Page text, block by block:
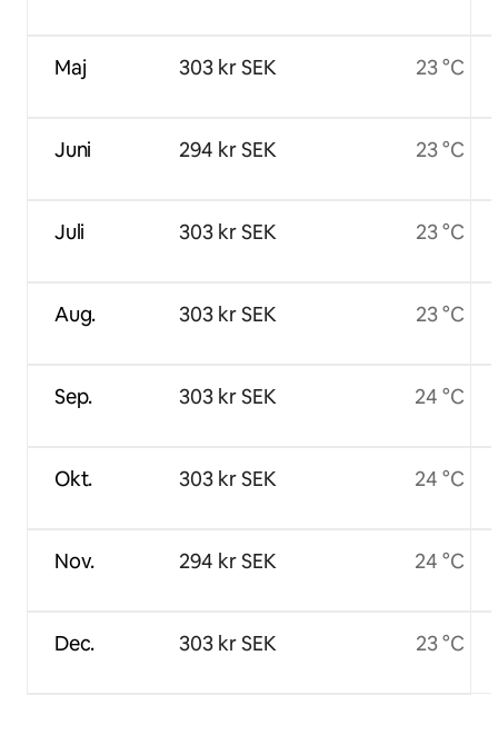
Maj
Juni
Juli
Aug.
Sep.
Okt.
Nov.
Dec.
303 kr SEK
294 kr SEK
303 kr SEK
303 kr SEK
303 kr SEK
303 kr SEK
294 kr SEK
303 kr SEK
23 °C
23 °C
23 °C
23 °C
24 °C
24 °C
24 °C
23 °C